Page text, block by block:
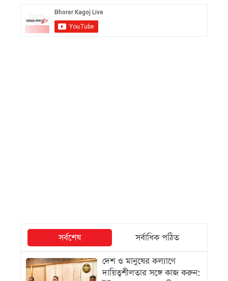
সর্বশেষ
সর্বাধিক পঠিত
দেশ ও মানুষের কল্যাণে
দায়িত্বশীলতার সঙ্গে কাজ করুন: